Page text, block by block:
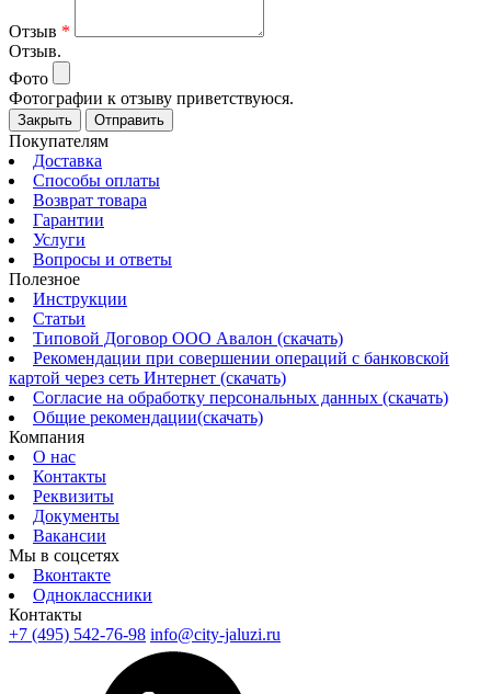
Отзыв *
Отзыв.
Фото
Фотографии к отзыву приветствуюся.
Закрыть Отправить
Покупателям
Доставка
Способы оплаты
Возврат товара
Гарантии
Услуги
Вопросы и ответы
Полезное
Инструкции
Статьи
Типовой Договор ООО Авалон (скачать)
Рекомендации при совершении операций с банковской
картой через сеть Интернет (скачать)
Согласие на обработку персональных данных (скачать)
Общие рекомендации(скачать)
Компания
О нас
Контакты
Реквизиты
Документы
Вакансии
Мы в соцсетях
Вконтакте
Одноклассники
Контакты
+7 (495) 542-76-98 info@city-jaluzi.ru